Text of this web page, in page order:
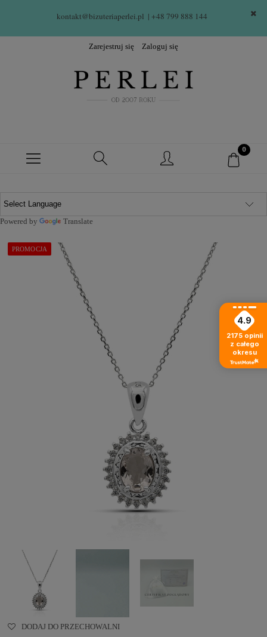
kontakt@bizuteriaperlei.pl | +48 799 888 144
Zarejestruj się Zaloguj się
Powered by Translate
PROMOCJA
DODAJ DO PRZECHOWALNI
4.9
2175 opinii
z całego
okresu